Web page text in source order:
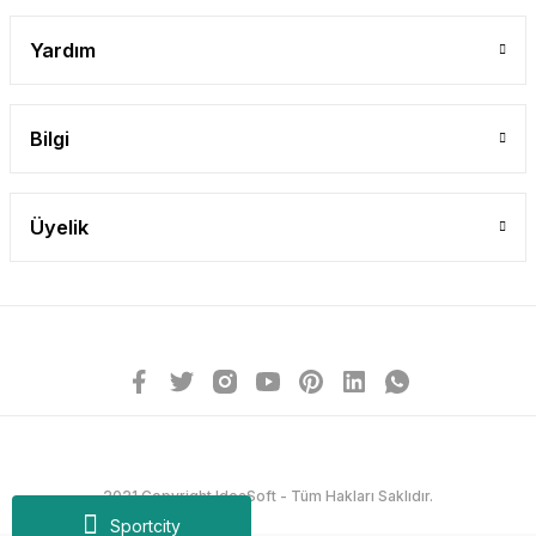
Sportcity
Yardım
Bilgi
Üyelik
2021 Copyright IdeaSoft - Tüm Hakları Saklıdır.